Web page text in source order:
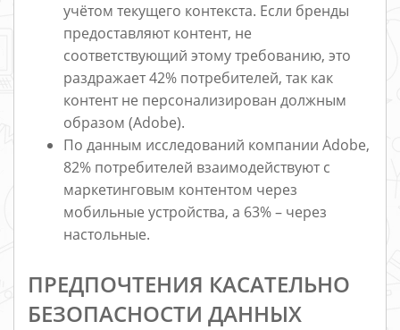
учётом текущего контекста. Если бренды
предоставляют контент, не
соответствующий этому требованию, это
раздражает 42% потребителей, так как
контент не персонализирован должным
образом (Adobe).
По данным исследований компании Adobe,
82% потребителей взаимодействуют с
маркетинговым контентом через
мобильные устройства, а 63% – через
настольные.
ПРЕДПОЧТЕНИЯ КАСАТЕЛЬНО
БЕЗОПАСНОСТИ ДАННЫХ